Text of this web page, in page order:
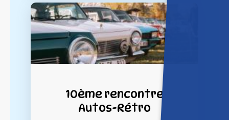
10ème rencontre
Autos-Rétro